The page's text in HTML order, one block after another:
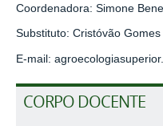
Coordenadora: Simone
Substituto: Cristóvão
E-mail:
CORPO DOCENTE